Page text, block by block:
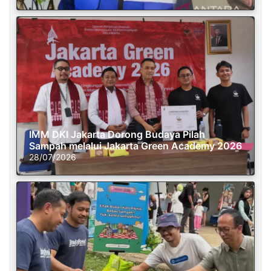
IMM DKI Jakarta Dorong Budaya Pilah
Sampah melalui Jakarta Green Academy 2026
28/07/2026